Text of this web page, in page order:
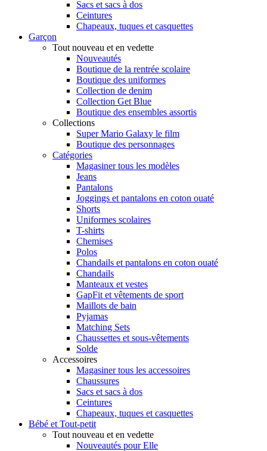
Sacs et sacs à dos
Ceintures
Chapeaux, tuques et casquettes
Garçon
Tout nouveau et en vedette
Nouveautés
Boutique de la rentrée scolaire
Boutique des uniformes
Collection de denim
Collection Get Blue
Boutique des ensembles assortis
Collections
Super Mario Galaxy le film
Boutique des personnages
Catégories
Magasiner tous les modèles
Jeans
Pantalons
Joggings et pantalons en coton ouaté
Shorts
Uniformes scolaires
T-shirts
Chemises
Polos
Chandails et pantalons en coton ouaté
Chandails
Manteaux et vestes
GapFit et vêtements de sport
Maillots de bain
Pyjamas
Matching Sets
Chaussettes et sous-vêtements
Solde
Accessoires
Magasiner tous les accessoires
Chaussures
Sacs et sacs à dos
Ceintures
Chapeaux, tuques et casquettes
Bébé et Tout-petit
Tout nouveau et en vedette
Nouveautés pour Elle